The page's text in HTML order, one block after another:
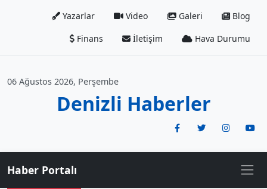
Yazarlar Video Galeri
Blog
Finans
İletişim Hava Durumu
06 Ağustos 2026, Perşembe
Denizli Haberler
Haber Portalı